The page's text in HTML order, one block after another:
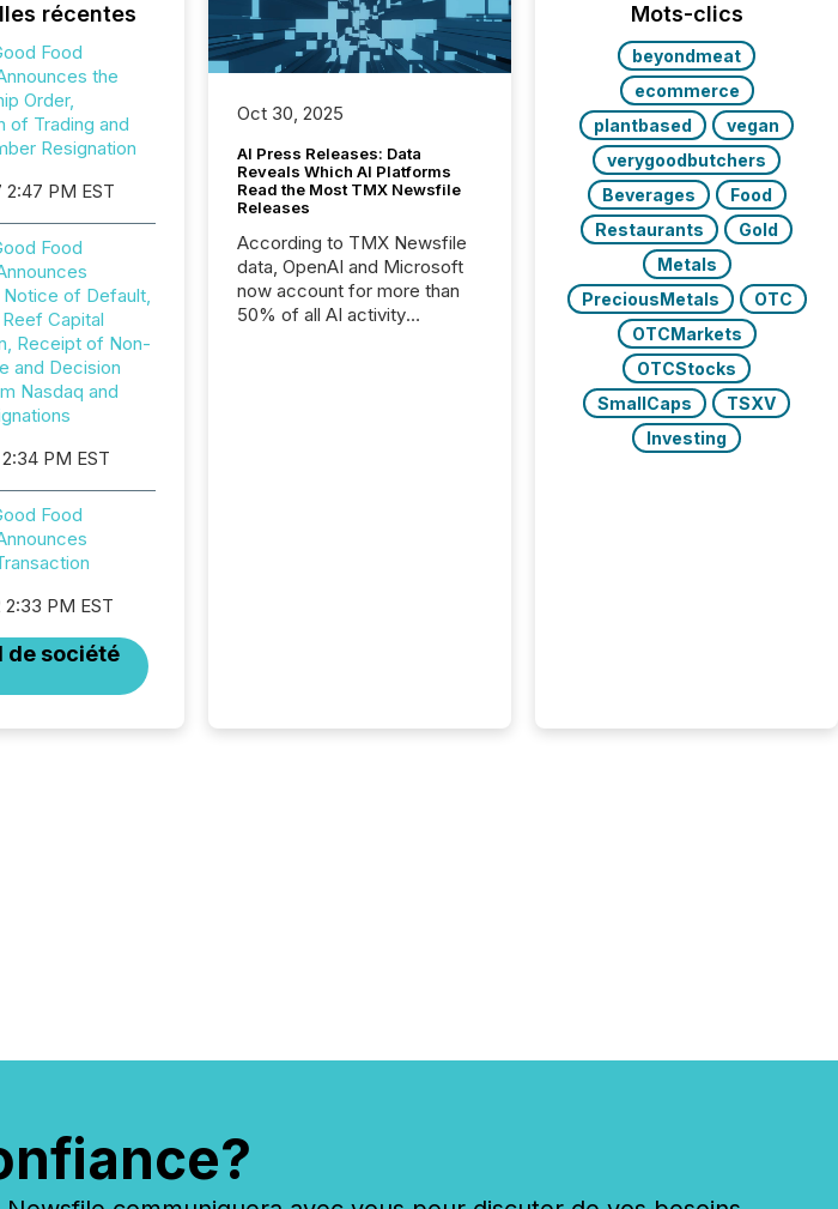
récentes
Food
the
Order,
of Trading and
Resignation
2:47 PM EST
Food
of Default,
Capital
Receipt of Non-
and Decision
Nasdaq and
PM EST
Food
2:33 PM EST
de société
Oct 30, 2025
AI Press Releases: Data
Reveals Which AI Platforms
Read the Most TMX Newsfile
Releases
According to TMX Newsfile
data, OpenAI and Microsoft
now account for more than
50% of all AI activity
Mots-clics
beyondmeat
ecommerce
plantbased
vegan
verygoodbutchers
Beverages
Food
Restaurants
Gold
Metals
PreciousMetals
OTC
OTCMarkets
OTCStocks
SmallCaps
TSXV
Investing